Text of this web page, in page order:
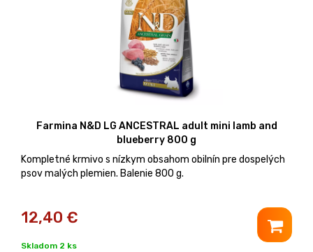
Farmina N&D LG ANCESTRAL adult mini lamb and
blueberry 800 g
Kompletné krmivo s nízkym obsahom obilnín pre dospelých
psov malých plemien. Balenie 800 g.
12,40 €
Skladom 2 ks